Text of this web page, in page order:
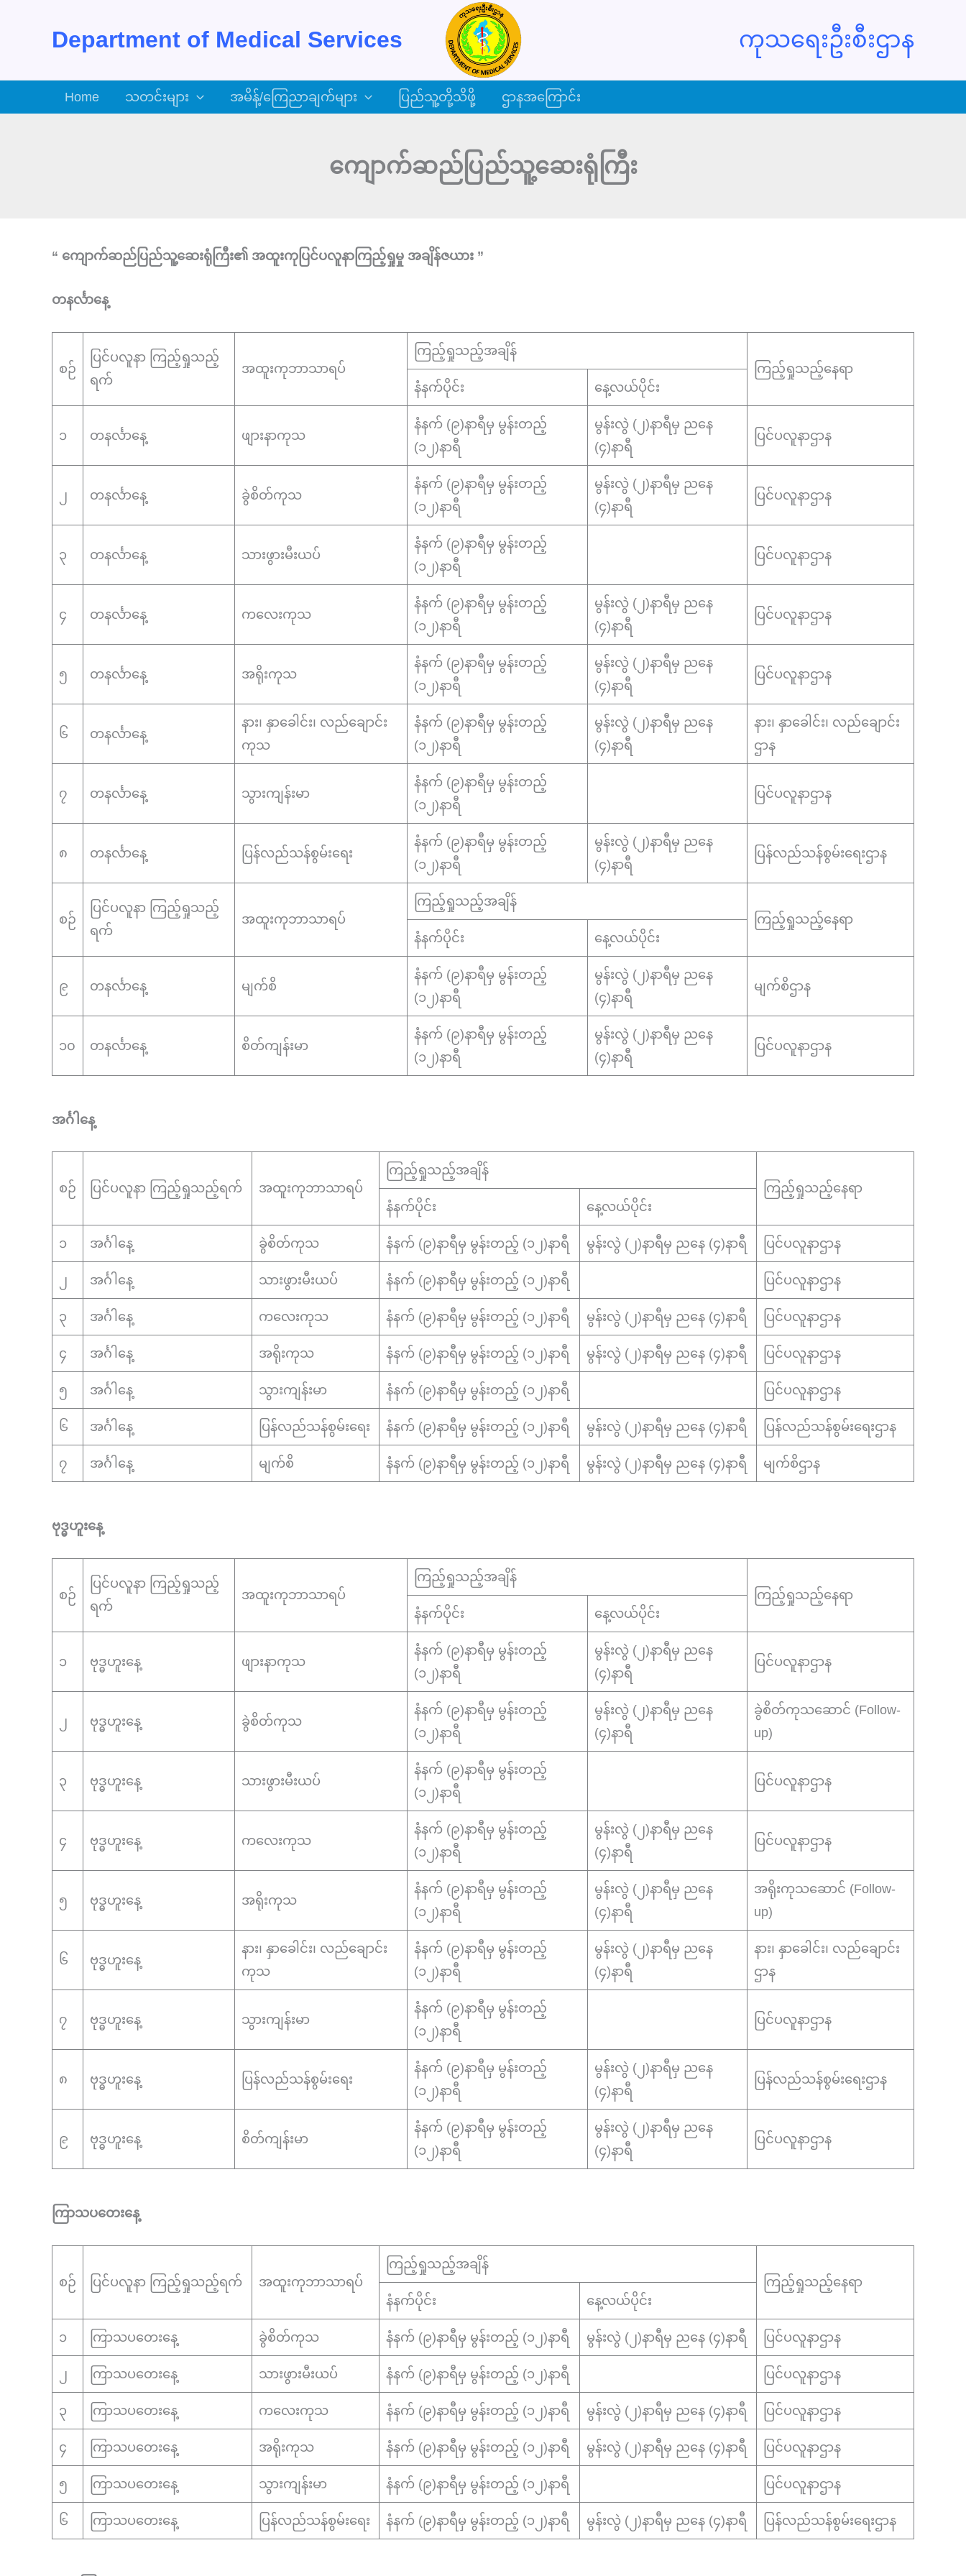
Department of Medical Services ကုသရေးဦးစီးဌာန
Home သတင်းများ အမိန့်/ကြေညာချက်များ ပြည်သူ့တို့သိဖို့ ဌာနအကြောင်း
ကျောက်ဆည်ပြည်သူ့ဆေးရုံကြီး
“ ကျောက်ဆည်ပြည်သူ့ဆေးရုံကြီး၏ အထူးကုပြင်ပလူနာကြည့်ရှုမှု အချိန်ဇယား ”
တနင်္လာနေ့
စဉ်
ပြင်ပလူနာ ကြည့်ရှုသည့်
ရက်
အထူးကုဘာသာရပ်
ကြည့်ရှုသည့်အချိန်
ကြည့်ရှုသည့်နေရာ
နံနက်ပိုင်း
နေ့လယ်ပိုင်း
၁ တနင်္လာနေ့ ဖျားနာကုသ
နံနက် (၉)နာရီမှ မွန်းတည့်
(၁၂)နာရီ
မွန်းလွဲ (၂)နာရီမှ ညနေ
(၄)နာရီ
ပြင်ပလူနာဌာန
၂ တနင်္လာနေ့ ခွဲစိတ်ကုသ
နံနက် (၉)နာရီမှ မွန်းတည့်
(၁၂)နာရီ
မွန်းလွဲ (၂)နာရီမှ ညနေ
(၄)နာရီ
ပြင်ပလူနာဌာန
၃ တနင်္လာနေ့ သားဖွားမီးယပ်
နံနက် (၉)နာရီမှ မွန်းတည့်
(၁၂)နာရီ
ပြင်ပလူနာဌာန
၄ တနင်္လာနေ့ ကလေးကုသ
နံနက် (၉)နာရီမှ မွန်းတည့်
(၁၂)နာရီ
မွန်းလွဲ (၂)နာရီမှ ညနေ
(၄)နာရီ
ပြင်ပလူနာဌာန
၅ တနင်္လာနေ့ အရိုးကုသ
နံနက် (၉)နာရီမှ မွန်းတည့်
(၁၂)နာရီ
မွန်းလွဲ (၂)နာရီမှ ညနေ
(၄)နာရီ
ပြင်ပလူနာဌာန
၆ တနင်္လာနေ့
နား၊ နှာခေါင်း၊ လည်ချောင်း
ကုသ
နံနက် (၉)နာရီမှ မွန်းတည့်
(၁၂)နာရီ
မွန်းလွဲ (၂)နာရီမှ ညနေ
(၄)နာရီ
နား၊ နှာခေါင်း၊ လည်ချောင်း
ဌာန
၇ တနင်္လာနေ့ သွားကျန်းမာ
နံနက် (၉)နာရီမှ မွန်းတည့်
(၁၂)နာရီ
ပြင်ပလူနာဌာန
၈ တနင်္လာနေ့ ပြန်လည်သန်စွမ်းရေး
နံနက် (၉)နာရီမှ မွန်းတည့်
(၁၂)နာရီ
မွန်းလွဲ (၂)နာရီမှ ညနေ
(၄)နာရီ
ပြန်လည်သန်စွမ်းရေးဌာန
စဉ်
ပြင်ပလူနာ ကြည့်ရှုသည့်
ရက်
အထူးကုဘာသာရပ်
ကြည့်ရှုသည့်အချိန်
ကြည့်ရှုသည့်နေရာ
နံနက်ပိုင်း
နေ့လယ်ပိုင်း
၉ တနင်္လာနေ့ မျက်စိ
နံနက် (၉)နာရီမှ မွန်းတည့်
(၁၂)နာရီ
မွန်းလွဲ (၂)နာရီမှ ညနေ
(၄)နာရီ
မျက်စိဌာန
၁၀ တနင်္လာနေ့ စိတ်ကျန်းမာ
နံနက် (၉)နာရီမှ မွန်းတည့်
(၁၂)နာရီ
မွန်းလွဲ (၂)နာရီမှ ညနေ
(၄)နာရီ
ပြင်ပလူနာဌာန
အင်္ဂါနေ့
စဉ် ပြင်ပလူနာ ကြည့်ရှုသည့်ရက် အထူးကုဘာသာရပ်
ကြည့်ရှုသည့်အချိန်
ကြည့်ရှုသည့်နေရာ
နံနက်ပိုင်း
နေ့လယ်ပိုင်း
၁ အင်္ဂါနေ့ ခွဲစိတ်ကုသ နံနက် (၉)နာရီမှ မွန်းတည့် (၁၂)နာရီ မွန်းလွဲ (၂)နာရီမှ ညနေ (၄)နာရီ ပြင်ပလူနာဌာန
၂ အင်္ဂါနေ့ သားဖွားမီးယပ် နံနက် (၉)နာရီမှ မွန်းတည့် (၁၂)နာရီ ပြင်ပလူနာဌာန
၃ အင်္ဂါနေ့ ကလေးကုသ နံနက် (၉)နာရီမှ မွန်းတည့် (၁၂)နာရီ မွန်းလွဲ (၂)နာရီမှ ညနေ (၄)နာရီ ပြင်ပလူနာဌာန
၄ အင်္ဂါနေ့ အရိုးကုသ နံနက် (၉)နာရီမှ မွန်းတည့် (၁၂)နာရီ မွန်းလွဲ (၂)နာရီမှ ညနေ (၄)နာရီ ပြင်ပလူနာဌာန
၅ အင်္ဂါနေ့ သွားကျန်းမာ နံနက် (၉)နာရီမှ မွန်းတည့် (၁၂)နာရီ ပြင်ပလူနာဌာန
၆ အင်္ဂါနေ့ ပြန်လည်သန်စွမ်းရေး နံနက် (၉)နာရီမှ မွန်းတည့် (၁၂)နာရီ မွန်းလွဲ (၂)နာရီမှ ညနေ (၄)နာရီ ပြန်လည်သန်စွမ်းရေးဌာန
၇ အင်္ဂါနေ့ မျက်စိ နံနက် (၉)နာရီမှ မွန်းတည့် (၁၂)နာရီ မွန်းလွဲ (၂)နာရီမှ ညနေ (၄)နာရီ မျက်စိဌာန
ဗုဒ္ဓဟူးနေ့
စဉ်
ပြင်ပလူနာ ကြည့်ရှုသည့်
ရက်
အထူးကုဘာသာရပ်
ကြည့်ရှုသည့်အချိန်
ကြည့်ရှုသည့်နေရာ
နံနက်ပိုင်း
နေ့လယ်ပိုင်း
၁ ဗုဒ္ဓဟူးနေ့ ဖျားနာကုသ
နံနက် (၉)နာရီမှ မွန်းတည့်
(၁၂)နာရီ
မွန်းလွဲ (၂)နာရီမှ ညနေ
(၄)နာရီ
ပြင်ပလူနာဌာန
၂ ဗုဒ္ဓဟူးနေ့ ခွဲစိတ်ကုသ
နံနက် (၉)နာရီမှ မွန်းတည့်
(၁၂)နာရီ
မွန်းလွဲ (၂)နာရီမှ ညနေ
(၄)နာရီ
ခွဲစိတ်ကုသဆောင် (Follow-
up)
၃ ဗုဒ္ဓဟူးနေ့ သားဖွားမီးယပ်
နံနက် (၉)နာရီမှ မွန်းတည့်
(၁၂)နာရီ
ပြင်ပလူနာဌာန
၄ ဗုဒ္ဓဟူးနေ့ ကလေးကုသ
နံနက် (၉)နာရီမှ မွန်းတည့်
(၁၂)နာရီ
မွန်းလွဲ (၂)နာရီမှ ညနေ
(၄)နာရီ
ပြင်ပလူနာဌာန
၅ ဗုဒ္ဓဟူးနေ့ အရိုးကုသ
နံနက် (၉)နာရီမှ မွန်းတည့်
(၁၂)နာရီ
မွန်းလွဲ (၂)နာရီမှ ညနေ
(၄)နာရီ
အရိုးကုသဆောင် (Follow-
up)
၆ ဗုဒ္ဓဟူးနေ့
နား၊ နှာခေါင်း၊ လည်ချောင်း
ကုသ
နံနက် (၉)နာရီမှ မွန်းတည့်
(၁၂)နာရီ
မွန်းလွဲ (၂)နာရီမှ ညနေ
(၄)နာရီ
နား၊ နှာခေါင်း၊ လည်ချောင်း
ဌာန
၇ ဗုဒ္ဓဟူးနေ့ သွားကျန်းမာ
နံနက် (၉)နာရီမှ မွန်းတည့်
(၁၂)နာရီ
ပြင်ပလူနာဌာန
၈ ဗုဒ္ဓဟူးနေ့ ပြန်လည်သန်စွမ်းရေး
နံနက် (၉)နာရီမှ မွန်းတည့်
(၁၂)နာရီ
မွန်းလွဲ (၂)နာရီမှ ညနေ
(၄)နာရီ
ပြန်လည်သန်စွမ်းရေးဌာန
၉ ဗုဒ္ဓဟူးနေ့ စိတ်ကျန်းမာ
နံနက် (၉)နာရီမှ မွန်းတည့်
(၁၂)နာရီ
မွန်းလွဲ (၂)နာရီမှ ညနေ
(၄)နာရီ
ပြင်ပလူနာဌာန
ကြာသပတေးနေ့
စဉ် ပြင်ပလူနာ ကြည့်ရှုသည့်ရက် အထူးကုဘာသာရပ်
ကြည့်ရှုသည့်အချိန်
ကြည့်ရှုသည့်နေရာ
နံနက်ပိုင်း
နေ့လယ်ပိုင်း
၁ ကြာသပတေးနေ့ ခွဲစိတ်ကုသ နံနက် (၉)နာရီမှ မွန်းတည့် (၁၂)နာရီ မွန်းလွဲ (၂)နာရီမှ ညနေ (၄)နာရီ ပြင်ပလူနာဌာန
၂ ကြာသပတေးနေ့ သားဖွားမီးယပ် နံနက် (၉)နာရီမှ မွန်းတည့် (၁၂)နာရီ ပြင်ပလူနာဌာန
၃ ကြာသပတေးနေ့ ကလေးကုသ နံနက် (၉)နာရီမှ မွန်းတည့် (၁၂)နာရီ မွန်းလွဲ (၂)နာရီမှ ညနေ (၄)နာရီ ပြင်ပလူနာဌာန
၄ ကြာသပတေးနေ့ အရိုးကုသ နံနက် (၉)နာရီမှ မွန်းတည့် (၁၂)နာရီ မွန်းလွဲ (၂)နာရီမှ ညနေ (၄)နာရီ ပြင်ပလူနာဌာန
၅ ကြာသပတေးနေ့ သွားကျန်းမာ နံနက် (၉)နာရီမှ မွန်းတည့် (၁၂)နာရီ ပြင်ပလူနာဌာန
၆ ကြာသပတေးနေ့ ပြန်လည်သန်စွမ်းရေး နံနက် (၉)နာရီမှ မွန်းတည့် (၁၂)နာရီ မွန်းလွဲ (၂)နာရီမှ ညနေ (၄)နာရီ ပြန်လည်သန်စွမ်းရေးဌာန